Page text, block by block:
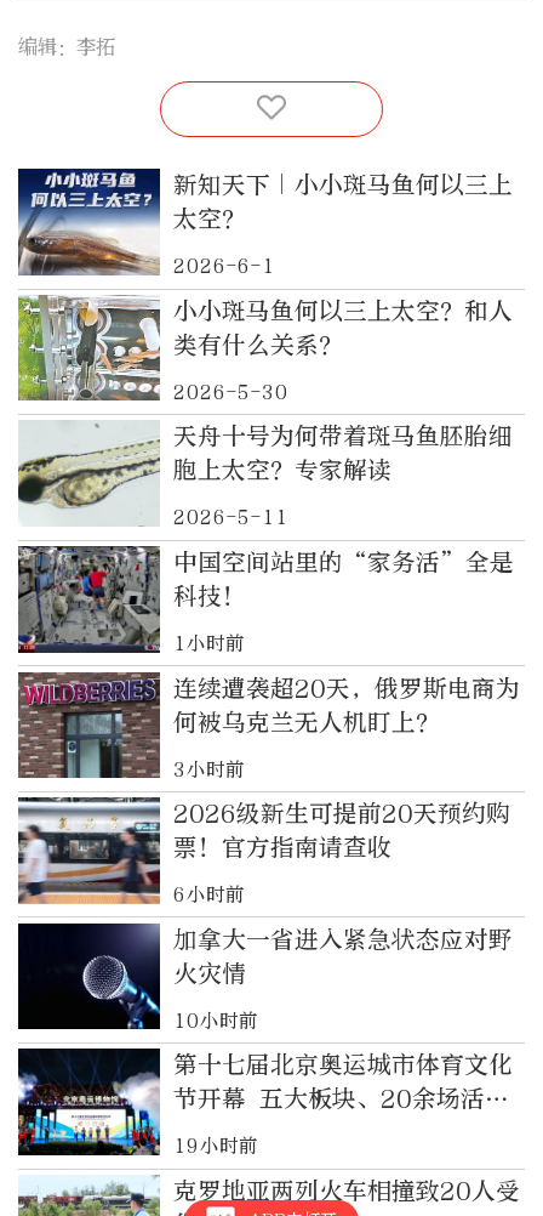
编辑：李拓
新知天下｜小小斑马鱼何以三上
太空？
2026-6-1
小小斑马鱼何以三上太空？和人
类有什么关系？
2026-5-30
天舟十号为何带着斑马鱼胚胎细
胞上太空？专家解读
2026-5-11
中国空间站里的“家务活”全是
科技！
1小时前
连续遭袭超20天，俄罗斯电商为
何被乌克兰无人机盯上？
3小时前
2026级新生可提前20天预约购
票！官方指南请查收
6小时前
加拿大一省进入紧急状态应对野
火灾情
10小时前
第十七届北京奥运城市体育文化
节开幕 五大板块、20余场活动
丰富首都体育文化供给
19小时前
克罗地亚两列火车相撞致20人受